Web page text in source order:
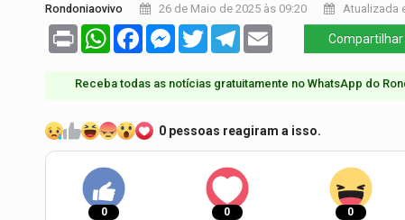
Rondoniaovivo 26 de Maio de 2025 às 09:20 Atualizada
Print WhatsAppFacebookMessenger
TwitterTelegram Compartilhar
Receba todas as notícias gratuitamente no WhatsApp do
0 pessoas reagiram a isso.
0 0 0